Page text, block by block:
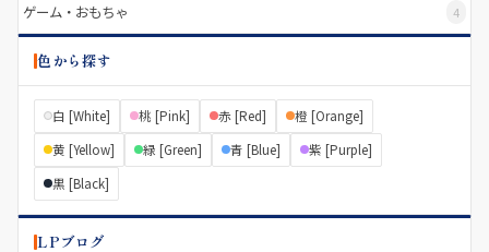
ゲーム・おもちゃ 4
色から探す
白 [White] 桃 [Pink] 赤 [Red]
橙 [Orange]
黄 [Yellow]
緑 [Green] 青 [Blue]
紫 [Purple]
黒 [Black]
LPブログ